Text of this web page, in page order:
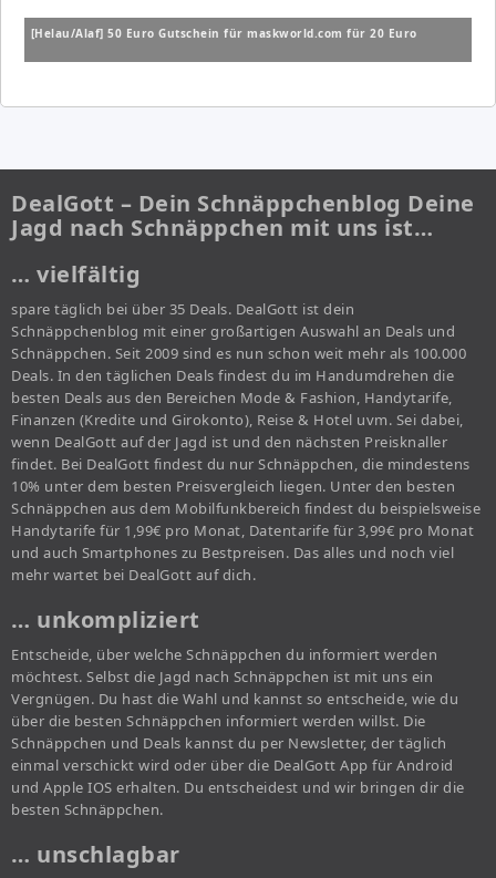
[Helau/Alaf] 50 Euro Gutschein für maskworld.com für 20 Euro
DealGott – Dein Schnäppchenblog Deine
Jagd nach Schnäppchen mit uns ist…
… vielfältig
spare täglich bei über 35 Deals. DealGott ist dein
Schnäppchenblog mit einer großartigen Auswahl an Deals und
Schnäppchen. Seit 2009 sind es nun schon weit mehr als 100.000
Deals. In den täglichen Deals findest du im Handumdrehen die
besten Deals aus den Bereichen Mode & Fashion, Handytarife,
Finanzen (Kredite und Girokonto), Reise & Hotel uvm. Sei dabei,
wenn DealGott auf der Jagd ist und den nächsten Preisknaller
findet. Bei DealGott findest du nur Schnäppchen, die mindestens
10% unter dem besten Preisvergleich liegen. Unter den besten
Schnäppchen aus dem Mobilfunkbereich findest du beispielsweise
Handytarife für 1,99€ pro Monat, Datentarife für 3,99€ pro Monat
und auch Smartphones zu Bestpreisen. Das alles und noch viel
mehr wartet bei DealGott auf dich.
… unkompliziert
Entscheide, über welche Schnäppchen du informiert werden
möchtest. Selbst die Jagd nach Schnäppchen ist mit uns ein
Vergnügen. Du hast die Wahl und kannst so entscheide, wie du
über die besten Schnäppchen informiert werden willst. Die
Schnäppchen und Deals kannst du per Newsletter, der täglich
einmal verschickt wird oder über die DealGott App für Android
und Apple IOS erhalten. Du entscheidest und wir bringen dir die
besten Schnäppchen.
… unschlagbar